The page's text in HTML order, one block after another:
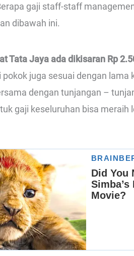
gaji staff-staff
dibawah ini.
Tata Jaya ada dikisaran Rp
pokok juga sesuai dengan lama
dengan tunjangan –
gaji keseluruhan bisa meraih